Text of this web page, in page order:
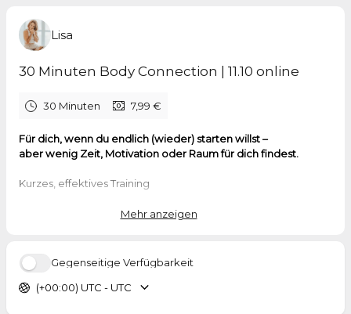
Lisa
30 Minuten Body Connection | 11.10 online
30 Minuten 7,99 €
Für dich, wenn du endlich (wieder) starten willst –
aber wenig Zeit, Motivation oder Raum für dich findest.
Kurzes, effektives Training
Einfach von zu Hause aus
👉 Ohne Druck – aber mit Energie & Klarheit
Und das Beste? Für nur 7,99 Euro
Mehr anzeigen
Gegenseitige Verfügbarkeit
(+00:00) UTC - UTC